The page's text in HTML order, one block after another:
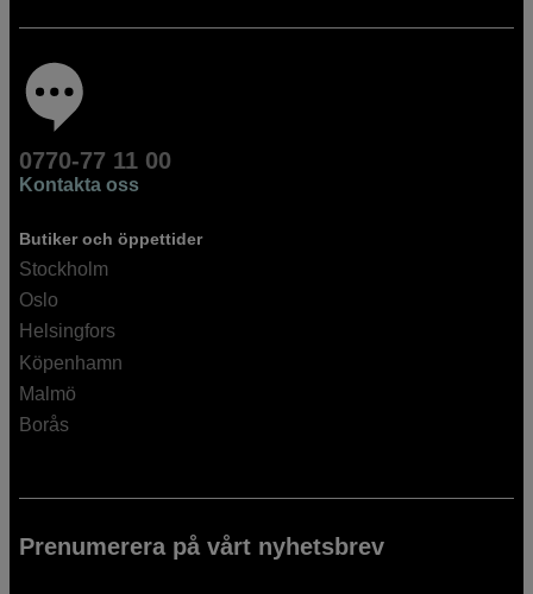
0770-77 11 00
Kontakta oss
Butiker och öppettider
Stockholm
Oslo
Helsingfors
Köpenhamn
Malmö
Borås
Prenumerera på vårt nyhetsbrev